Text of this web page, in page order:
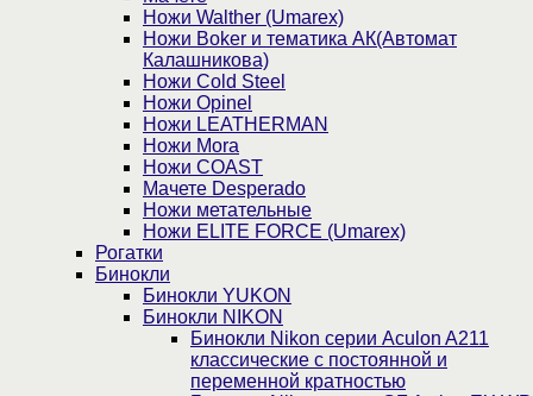
Ножи Walther (Umarex)
Ножи Boker и тематика АК(Автомат
Калашникова)
Ножи Cold Steel
Ножи Opinel
Ножи LEATHERMAN
Ножи Mora
Ножи COAST
Мачете Desperado
Ножи метательные
Ножи ELITE FORCE (Umarex)
Рогатки
Бинокли
Бинокли YUKON
Бинокли NIKON
Бинокли Nikon серии Aculon A211
классические с постоянной и
переменной кратностью